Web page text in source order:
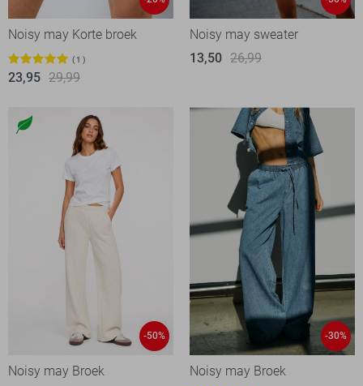
Noisy may Korte broek
1
23,95 29,99
Noisy may sweater
13,50 26,99
-50%
Noisy may Broek
-30%
Noisy may Broek